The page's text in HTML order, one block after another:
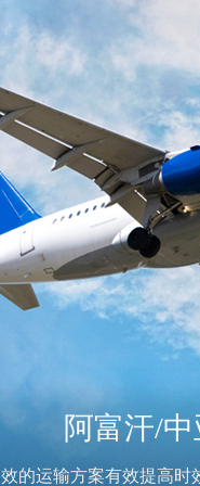
阿富汗/中
的运输方案有效提高时